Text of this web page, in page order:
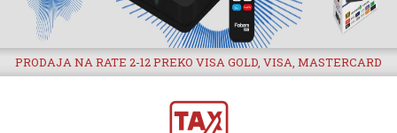
PRODAJA NA RATE 2-12 PREKO VISA GOLD, VISA, MASTERCARD